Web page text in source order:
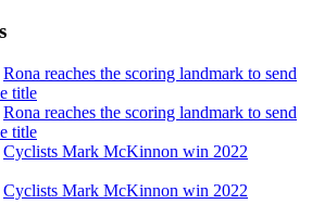
Rona reaches the scoring landmark to send
title
Rona reaches the scoring landmark to send
title
Cyclists Mark McKinnon win 2022
Cyclists Mark McKinnon win 2022